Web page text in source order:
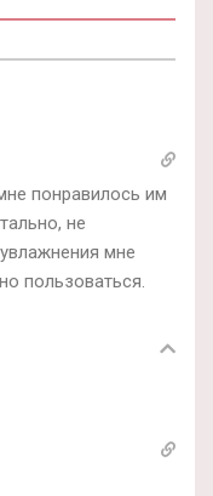
понравилось им
не
мне
пользоваться.